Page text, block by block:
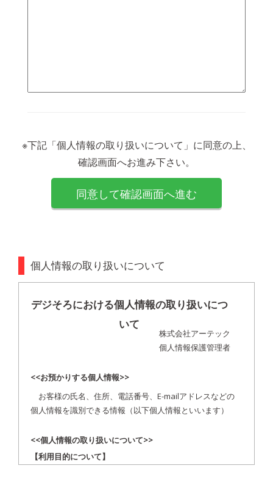
※下記「個人情報の取り扱いについて」に同意の上、
確認画面へお進み下さい。
個人情報の取り扱いについて
デジそろにおける個人情報の取り扱いにつ
いて
株式会社アーテック
個人情報保護管理者
<<お預かりする個人情報>>
お客様の氏名、住所、電話番号、E-mailアドレスなどの
個人情報を識別できる情報（以下個人情報といいます）
<<個人情報の取り扱いについて>>
【利用目的について】